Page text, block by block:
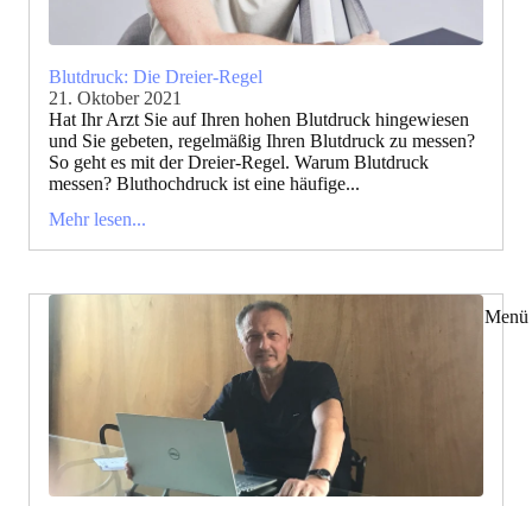
Menü
Blutdruck: Die Dreier-Regel
21. Oktober 2021
Hat Ihr Arzt Sie auf Ihren hohen Blutdruck hingewiesen
und Sie gebeten, regelmäßig Ihren Blutdruck zu messen?
So geht es mit der Dreier-Regel. Warum Blutdruck
messen? Bluthochdruck ist eine häufige...
Mehr lesen...